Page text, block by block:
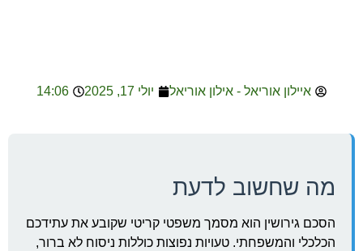
איילון אוריאל - אילון אוריאל יולי 17, 2025 14:06
מה שחשוב לדעת
הסכם גירושין הוא מסמך משפטי קריטי שקובע את עתידכם
הכלכלי והמשפחתי. טעויות נפוצות כוללות ניסוח לא ברור,